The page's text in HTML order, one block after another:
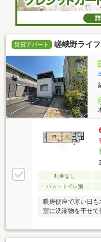
賃貸アパート 嵯峨野ライフ
礼金なし
バス・トイレ別
暖房便座で寒い日
室に洗濯物を干せて